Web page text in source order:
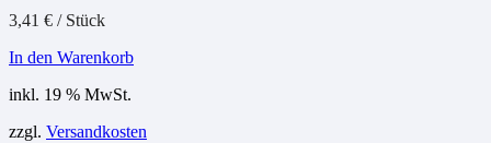
3,41 € / Stück
In den Warenkorb
inkl. 19 % MwSt.
zzgl. Versandkosten